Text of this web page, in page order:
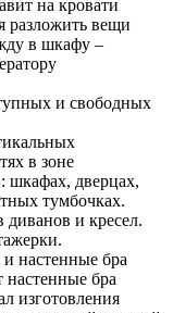
на кровати
разложить вещи
в шкафу –
и свободных
в зоне
шкафах, дверцах,
тумбочках.
диванов и кресел.
настенные бра
настенные бра
изготовления